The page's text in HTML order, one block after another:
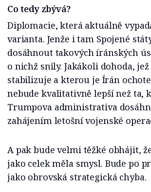
Co tedy zbývá?
Diplomacie, která aktuálně
varianta. Jenže i tam Spojené
dosáhnout takových íránských
o nichž snily. Jakákoli dohoda,
stabilizuje a kterou je Írán
nebude kvalitativně lepší než ta,
Trumpova administrativa
zahájením letošní vojenské
A pak bude velmi těžké obhájit,
jako celek měla smysl. Bude po
jako obrovská strategická chyba.